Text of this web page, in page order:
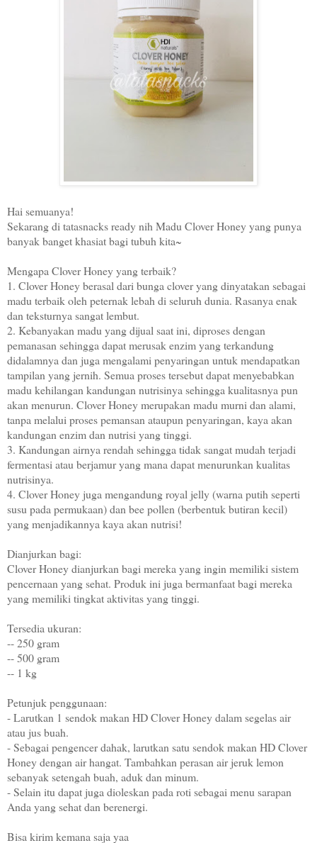
Hai semuanya!
Sekarang di tatasnacks ready nih Madu Clover Honey yang punya
banyak banget khasiat bagi tubuh kita~
Mengapa Clover Honey yang terbaik?
1. Clover Honey berasal dari bunga clover yang dinyatakan sebagai
madu terbaik oleh peternak lebah di seluruh dunia. Rasanya enak
dan teksturnya sangat lembut.
2. Kebanyakan madu yang dijual saat ini, diproses dengan
pemanasan sehingga dapat merusak enzim yang terkandung
didalamnya dan juga mengalami penyaringan untuk mendapatkan
tampilan yang jernih. Semua proses tersebut dapat menyebabkan
madu kehilangan kandungan nutrisinya sehingga kualitasnya pun
akan menurun. Clover Honey merupakan madu murni dan alami,
tanpa melalui proses pemansan ataupun penyaringan, kaya akan
kandungan enzim dan nutrisi yang tinggi.
3. Kandungan airnya rendah sehingga tidak sangat mudah terjadi
fermentasi atau berjamur yang mana dapat menurunkan kualitas
nutrisinya.
4. Clover Honey juga mengandung royal jelly (warna putih seperti
susu pada permukaan) dan bee pollen (berbentuk butiran kecil)
yang menjadikannya kaya akan nutrisi!
Dianjurkan bagi:
Clover Honey dianjurkan bagi mereka yang ingin memiliki sistem
pencernaan yang sehat. Produk ini juga bermanfaat bagi mereka
yang memiliki tingkat aktivitas yang tinggi.
Tersedia ukuran:
-- 250 gram
-- 500 gram
-- 1 kg
Petunjuk penggunaan:
- Larutkan 1 sendok makan HD Clover Honey dalam segelas air
atau jus buah.
- Sebagai pengencer dahak, larutkan satu sendok makan HD Clover
Honey dengan air hangat. Tambahkan perasan air jeruk lemon
sebanyak setengah buah, aduk dan minum.
- Selain itu dapat juga dioleskan pada roti sebagai menu sarapan
Anda yang sehat dan berenergi.
Bisa kirim kemana saja yaa